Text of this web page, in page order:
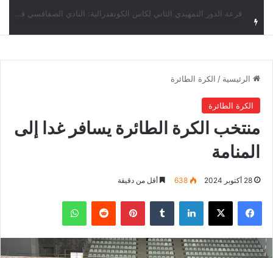
الرئيسية / الكرة الطائرة
الكرة الطائرة
منتخب الكرة الطائرة يسافر غدا إلى
المنامة
28 أكتوبر 2024 638 أقل من دقيقة
فيسبوك ‫X لينكدإن بينتيريست واتساب